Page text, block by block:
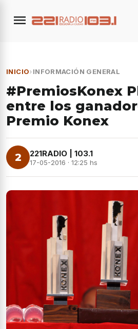
menu
INICIO›INFORMACIÓN GENERAL
#PremiosKonex
entre los
Premio Konex
2 221RADIO | 103.1
17-05-2016 · 12:25 hs